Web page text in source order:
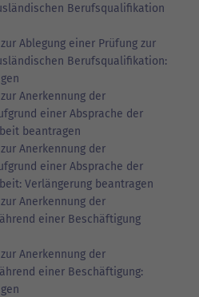
Berufsqualifikation
Ablegung einer Prüfung zur
Berufsqualifikation:
Anerkennung der
einer Absprache der
beantragen
Anerkennung der
einer Absprache der
Verlängerung beantragen
Anerkennung der
einer Beschäftigung
Anerkennung der
einer Beschäftigung: